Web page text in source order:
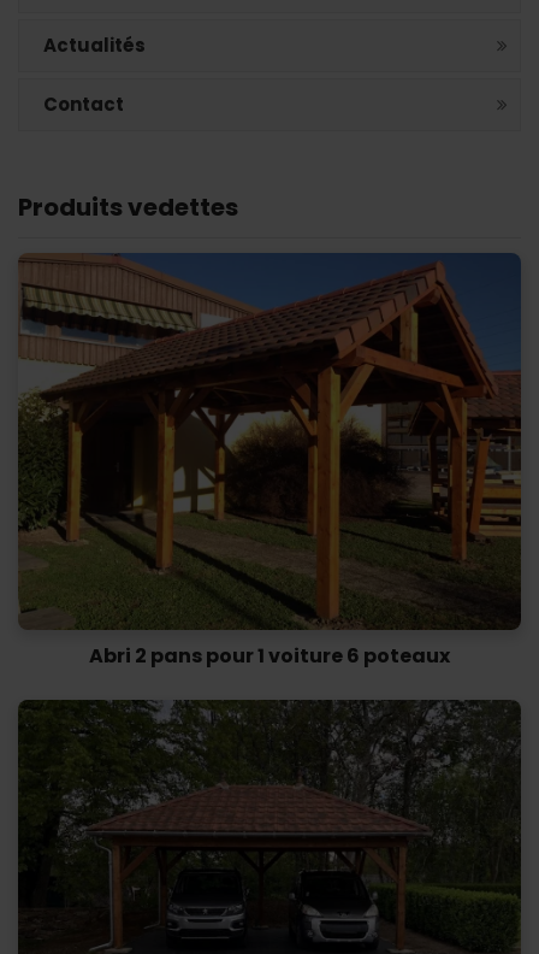
Actualités
Contact
Produits vedettes
Abri 2 pans pour 1 voiture 6 poteaux